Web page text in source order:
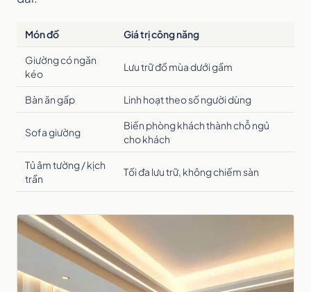
Món đồ Giá trị công năng
Giường có ngăn
kéo
Lưu trữ đồ mùa dưới gầm
Bàn ăn gấp Linh hoạt theo số người dùng
Sofa giường
Biến phòng khách thành chỗ ngủ
cho khách
Tủ âm tường / kịch
trần
Tối đa lưu trữ, không chiếm sàn